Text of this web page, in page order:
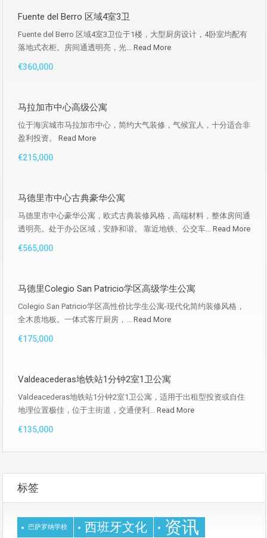
Fuente del Berro 区域4室3卫
Fuente del Berro 区域4室3卫位于1楼，大型厨房设计，4卧室均配有
落地式衣柜。房间通透明亮，光... Read More
€360,000
马拉加市中心高级公寓
位于海滨城市马拉加市中心，简约大气装修，气候宜人，十分适合非
盈利投资。 Read More
€215,000
马德里市中心古典豪华公寓
马德里市中心豪华公寓，欧式古典装修风格，高端材料，整体房间通
透明亮。处于办公区域，安静和谐。 靠近地铁、公交车... Read More
€565,000
马德里Colegio San Patricio学区高级学生公寓
Colegio San Patricio学区高性价比学生公寓-现代化简约装修风格，
全木质地板。一体式客厅厨房，... Read More
€175,000
Valdeacederas地铁站1分钟2室1卫公寓
Valdeacederas地铁站1分钟2室1卫公寓，适用于出租型投资或自住
地理位置极佳，位于主街道，交通便利... Read More
€135,000
标签
巴萨罗纳学校 西班牙文化 资讯